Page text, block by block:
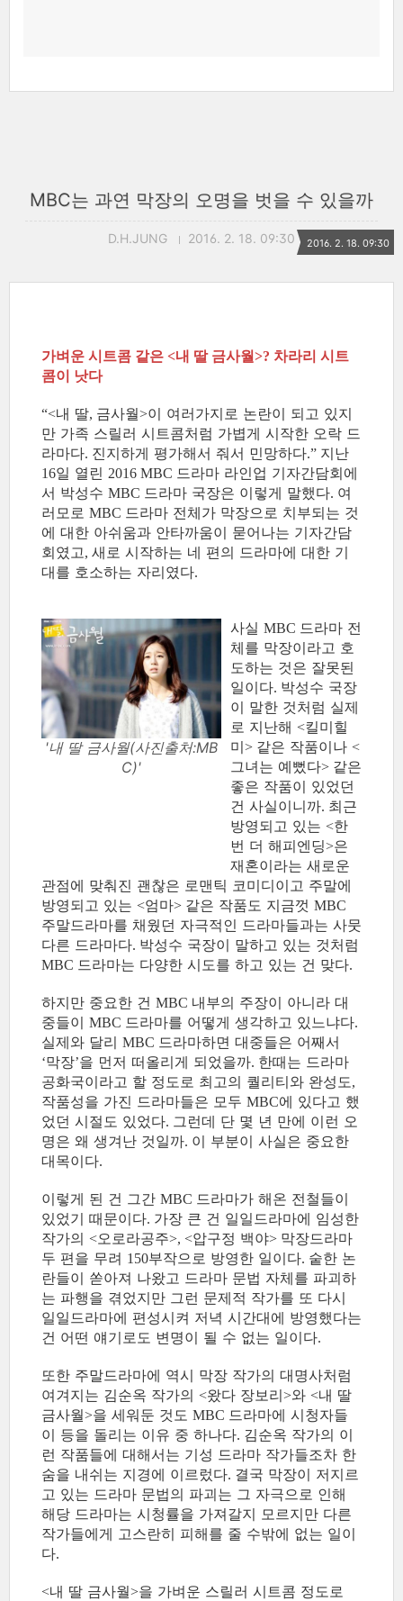
MBC는 과연 막장의 오명을 벗을 수 있을까
D.H.JUNG 2016. 2. 18. 09:30 2016. 2. 18. 09:30
가벼운 시트콤 같은 <내 딸 금사월>? 차라리 시트
콤이 낫다
“<내 딸, 금사월>이 여러가지로 논란이 되고 있지
만 가족 스릴러 시트콤처럼 가볍게 시작한 오락 드
라마다. 진지하게 평가해서 줘서 민망하다.” 지난
16일 열린 2016 MBC 드라마 라인업 기자간담회에
서 박성수 MBC 드라마 국장은 이렇게 말했다. 여
러모로 MBC 드라마 전체가 막장으로 치부되는 것
에 대한 아쉬움과 안타까움이 묻어나는 기자간담
회였고, 새로 시작하는 네 편의 드라마에 대한 기
대를 호소하는 자리였다.
'내 딸 금사월(사진출처:MB
C)'
사실 MBC 드라마 전
체를 막장이라고 호
도하는 것은 잘못된
일이다. 박성수 국장
이 말한 것처럼 실제
로 지난해 <킬미힐
미> 같은 작품이나 <
그녀는 예뻤다> 같은
좋은 작품이 있었던
건 사실이니까. 최근
방영되고 있는 <한
번 더 해피엔딩>은
재혼이라는 새로운
관점에 맞춰진 괜찮은 로맨틱 코미디이고 주말에
방영되고 있는 <엄마> 같은 작품도 지금껏 MBC
주말드라마를 채웠던 자극적인 드라마들과는 사뭇
다른 드라마다. 박성수 국장이 말하고 있는 것처럼
MBC 드라마는 다양한 시도를 하고 있는 건 맞다.
하지만 중요한 건 MBC 내부의 주장이 아니라 대
중들이 MBC 드라마를 어떻게 생각하고 있느냐다.
실제와 달리 MBC 드라마하면 대중들은 어째서
‘막장’을 먼저 떠올리게 되었을까. 한때는 드라마
공화국이라고 할 정도로 최고의 퀄리티와 완성도,
작품성을 가진 드라마들은 모두 MBC에 있다고 했
었던 시절도 있었다. 그런데 단 몇 년 만에 이런 오
명은 왜 생겨난 것일까. 이 부분이 사실은 중요한
대목이다.
이렇게 된 건 그간 MBC 드라마가 해온 전철들이
있었기 때문이다. 가장 큰 건 일일드라마에 임성한
작가의 <오로라공주>, <압구정 백야> 막장드라마
두 편을 무려 150부작으로 방영한 일이다. 숱한 논
란들이 쏟아져 나왔고 드라마 문법 자체를 파괴하
는 파행을 겪었지만 그런 문제적 작가를 또 다시
일일드라마에 편성시켜 저녁 시간대에 방영했다는
건 어떤 얘기로도 변명이 될 수 없는 일이다.
또한 주말드라마에 역시 막장 작가의 대명사처럼
여겨지는 김순옥 작가의 <왔다 장보리>와 <내 딸
금사월>을 세워둔 것도 MBC 드라마에 시청자들
이 등을 돌리는 이유 중 하나다. 김순옥 작가의 이
런 작품들에 대해서는 기성 드라마 작가들조차 한
숨을 내쉬는 지경에 이르렀다. 결국 막장이 저지르
고 있는 드라마 문법의 파괴는 그 자극으로 인해
해당 드라마는 시청률을 가져갈지 모르지만 다른
작가들에게 고스란히 피해를 줄 수밖에 없는 일이
다.
<내 딸 금사월>을 가벼운 스릴러 시트콤 정도로